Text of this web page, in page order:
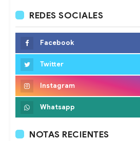
REDES SOCIALES
Facebook
Twitter
Instagram
Whatsapp
NOTAS RECIENTES